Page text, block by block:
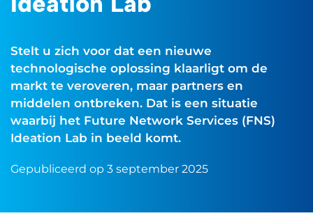
Stelt u zich voor dat een nieuwe
technologische oplossing klaarligt om de
markt te veroveren, maar partners en
middelen ontbreken. Dat is een situatie
waarbij het Future Network Services (FNS)
Ideation Lab in beeld komt.
Gepubliceerd op 3 september 2025